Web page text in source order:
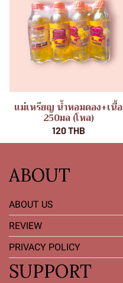
แม่เหรียญ น้ำหอมดอง+เนื้อ
250มล (โหล)
120 THB
ABOUT
ABOUT US
REVIEW
PRIVACY POLICY
SUPPORT